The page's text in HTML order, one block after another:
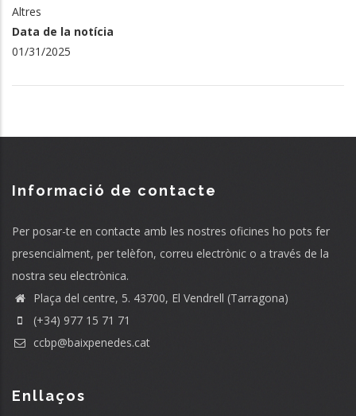
Altres
Data de la notícia
01/31/2025
Informació de contacte
Per posar-te en contacte amb les nostres oficines ho pots fer
presencialment, per telèfon, correu electrònic o a través de la
nostra seu electrònica.
Plaça del centre, 5. 43700, El Vendrell (Tarragona)
(+34) 977 15 71 71
ccbp@baixpenedes.cat
Enllaços